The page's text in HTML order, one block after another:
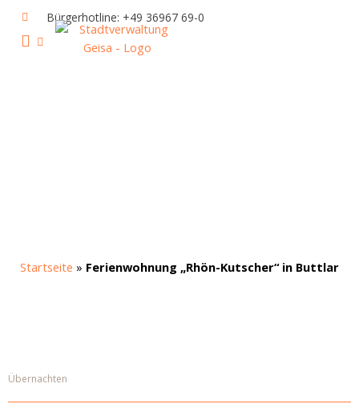
springen
Bürgerhotline: +49 36967 69-0
Startseite » Ferienwohnung „Rhön-Kutscher“ in Buttlar
Übernachten